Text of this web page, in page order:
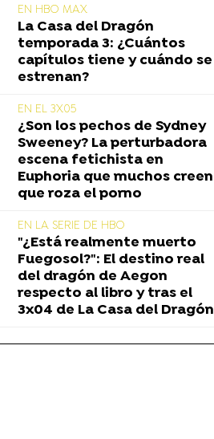
EN HBO MAX
La Casa del Dragón
temporada 3: ¿Cuántos
capítulos tiene y cuándo se
estrenan?
EN EL 3X05
¿Son los pechos de Sydney
Sweeney? La perturbadora
escena fetichista en
Euphoria que muchos creen
que roza el porno
EN LA SERIE DE HBO
"¿Está realmente muerto
Fuegosol?": El destino real
del dragón de Aegon
respecto al libro y tras el
3x04 de La Casa del Dragón